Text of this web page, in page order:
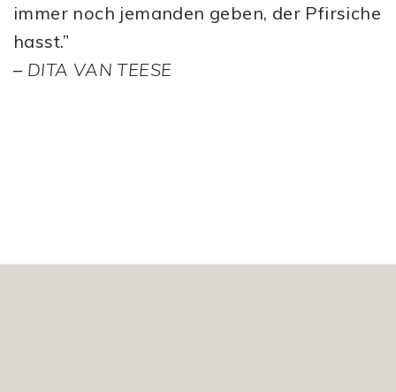
immer noch jemanden geben, der Pfirsiche
hasst.”
– DITA VAN TEESE